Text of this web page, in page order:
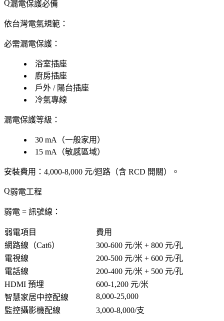
漏電保護必備
依台灣電氣規範：
必需漏電保護 ：
浴室插座
廚房插座
戶外 / 陽台插座
冷氣專線
漏電保護等級 ：
30 mA（一般家用）
15 mA（敏感區域）
安裝費用 ：4,000-8,000 元/迴路（含 RCD 開關）。
弱電工程
弱電 = 訊號線：
弱電項目
費用
網路線（Cat6）
300-600 元/米 + 800 元/孔
電視線
200-500 元/米 + 600 元/孔
電話線
200-400 元/米 + 500 元/孔
HDMI 預埋
600-1,200 元/米
智慧家居中控配線
8,000-25,000
監控攝影機配線
3,000-8,000/支